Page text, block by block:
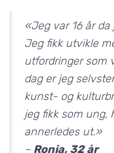
«Jeg var 16 år
Jeg fikk utvikle
utfordringer som
dag er jeg
kunst- og
jeg fikk som ung,
annerledes ut.»
– Ronja, 32 år